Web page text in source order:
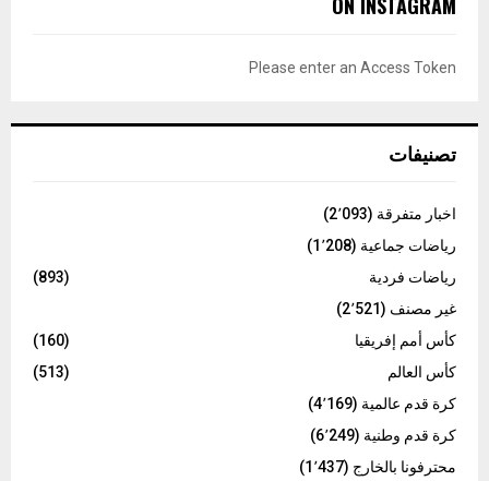
h
C
Please enter an Access Token
تصنيفات
اخبار متفرقة (2٬093)
رياضات جماعية (1٬208)
رياضات فردية
(893)
غير مصنف (2٬521)
كأس أمم إفريقيا
(160)
كأس العالم
(513)
كرة قدم عالمية (4٬169)
كرة قدم وطنية (6٬249)
محترفونا بالخارج (1٬437)